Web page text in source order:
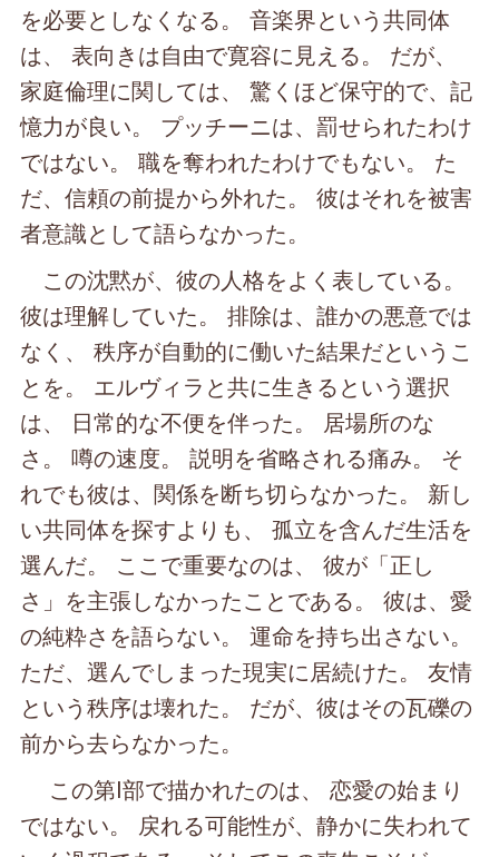
を必要としなくなる。 音楽界という共同体
は、 表向きは自由で寛容に見える。 だが、
家庭倫理に関しては、 驚くほど保守的で、記
憶力が良い。 プッチーニは、罰せられたわけ
ではない。 職を奪われたわけでもない。 た
だ、信頼の前提から外れた。 彼はそれを被害
者意識として語らなかった。
この沈黙が、彼の人格をよく表している。
彼は理解していた。 排除は、誰かの悪意では
なく、 秩序が自動的に働いた結果だというこ
とを。 エルヴィラと共に生きるという選択
は、 日常的な不便を伴った。 居場所のな
さ。 噂の速度。 説明を省略される痛み。 そ
れでも彼は、関係を断ち切らなかった。 新し
い共同体を探すよりも、 孤立を含んだ生活を
選んだ。 ここで重要なのは、 彼が「正し
さ」を主張しなかったことである。 彼は、愛
の純粋さを語らない。 運命を持ち出さない。
ただ、選んでしまった現実に居続けた。 友情
という秩序は壊れた。 だが、彼はその瓦礫の
前から去らなかった。
この第Ⅰ部で描かれたのは、 恋愛の始まり
ではない。 戻れる可能性が、静かに失われて